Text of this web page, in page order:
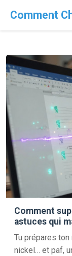
Comment
Comment
astuces qui
Tu prépares
nickel… et paf,